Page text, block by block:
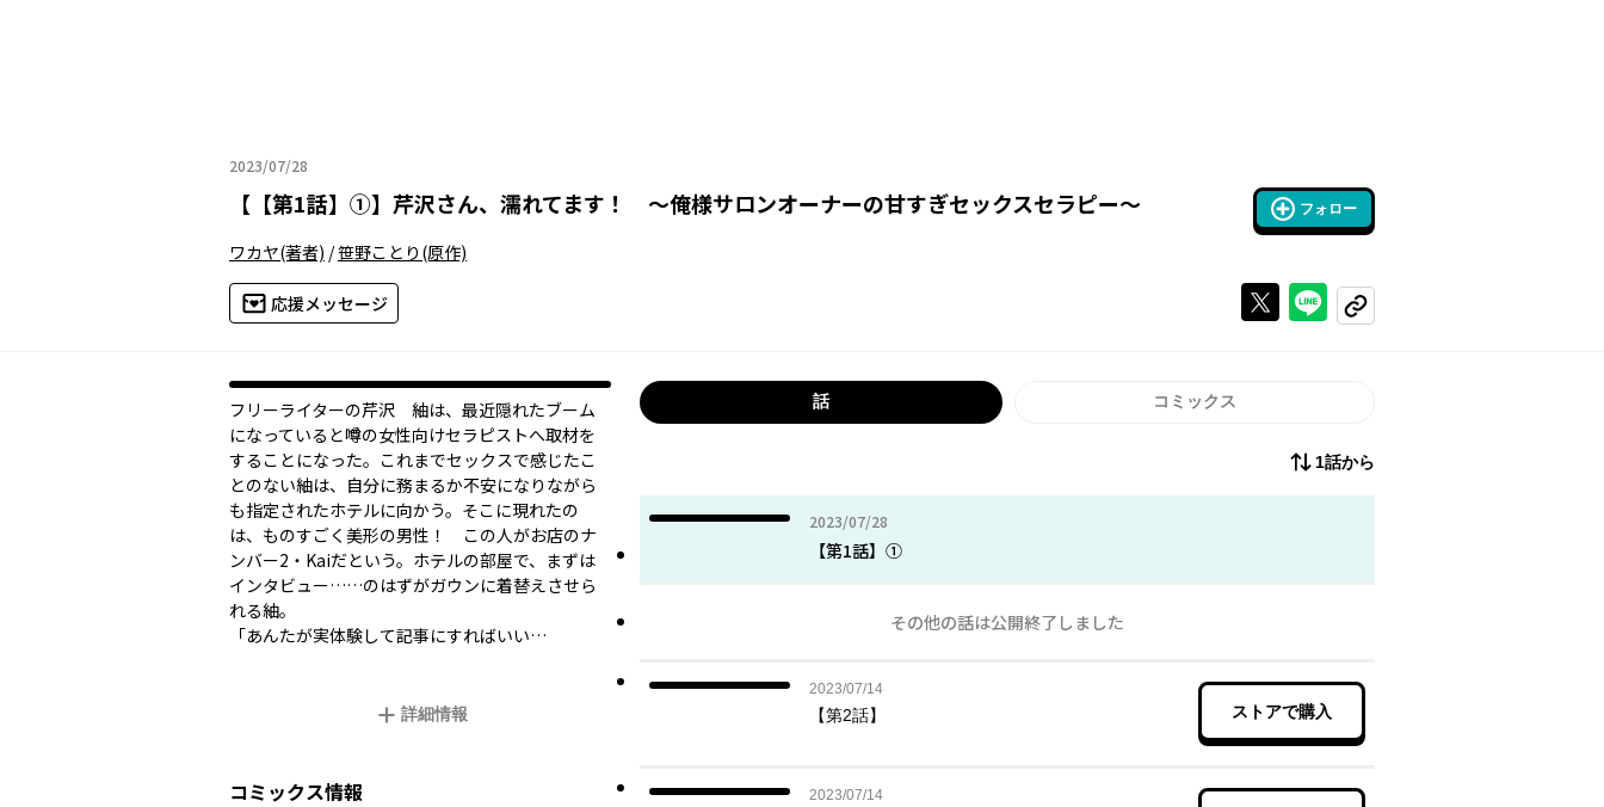
2023/07/28
2023年07月28日
【 【第1話】①】 芹沢さん、濡れてます！ ～俺様サロンオーナーの甘すぎセックスセラピー～ フォロー
ワカヤ(著者) /笹野ことり (原作)
応援メッセージ Xで投稿するラインでシェアする
コピーする
フリーライターの芹沢 紬は、最近隠れたブーム
になっていると噂の女性向けセラピストへ取材を
することになった。これまでセックスで感じたこ
とのない紬は、自分に務まるか不安になりながら
も指定されたホテルに向かう。そこに現れたの
は、ものすごく美形の男性！ この人がお店のナ
ンバー2・Kaiだという。ホテルの部屋で、まずは
インタビュー……のはずがガウンに着替えさせら
れる紬。
「あんたが実体験して記事にすればいい…
詳細情報
コミックス情報
話 コミックス
1話から
2023/07/28
2023年07月28日
【第1話】①
その他の話は公開終了しました
2023/07/14
2023年07月14日
【第2話】 ストアで購入
2023/07/14
2023年07月14日